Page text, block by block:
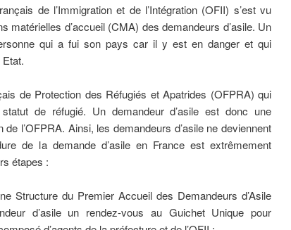
de l’Immigration et de l’Intégration (OFII) s’est vu
matérielles d’accueil (CMA) des demandeurs d’asile. Un
qui a fui son pays car il y est en danger et qui
de Protection des Réfugiés et Apatrides (OFPRA) qui
de réfugié. Un demandeur d’asile est donc une
l’OFPRA. Ainsi, les demandeurs d’asile ne deviennent
de la demande d’asile en France est extrêmement
étapes :
Structure du Premier Accueil des Demandeurs d’Asile
d’asile un rendez-vous au Guichet Unique pour